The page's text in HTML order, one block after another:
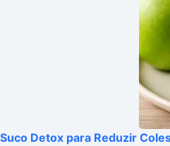
Suco Detox para Reduzir